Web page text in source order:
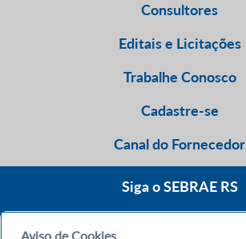
Consultores
Editais e Licitações
Trabalhe Conosco
Cadastre-se
Canal do Fornecedor
Siga o SEBRAE RS
Aviso de Cookies